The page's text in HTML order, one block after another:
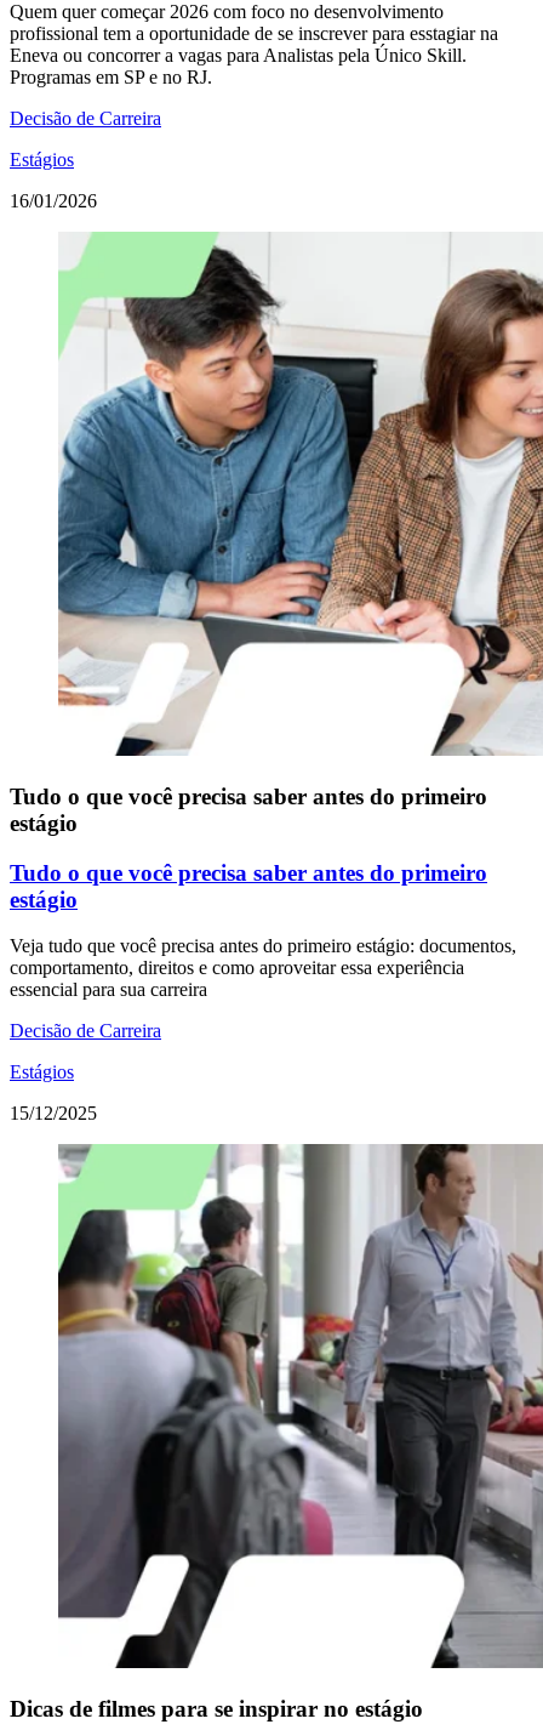
Quem quer começar 2026 com foco no desenvolvimento
profissional tem a oportunidade de se inscrever para esstagiar na
Eneva ou concorrer a vagas para Analistas pela Único Skill.
Programas em SP e no RJ.
Decisão de Carreira
Estágios
16/01/2026
Tudo o que você precisa saber antes do primeiro
estágio
Tudo o que você precisa saber antes do primeiro
estágio
Veja tudo que você precisa antes do primeiro estágio: documentos,
comportamento, direitos e como aproveitar essa experiência
essencial para sua carreira
Decisão de Carreira
Estágios
15/12/2025
Dicas de filmes para se inspirar no estágio